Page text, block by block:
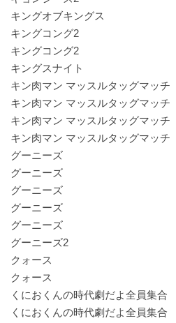
キングオブキングス
キングコング2
キングコング2
キングスナイト
キン肉マン マッスルタッグマッチ
キン肉マン マッスルタッグマッチ
キン肉マン マッスルタッグマッチ
キン肉マン マッスルタッグマッチ
グーニーズ
グーニーズ
グーニーズ
グーニーズ
グーニーズ
グーニーズ2
クォース
クォース
くにおくんの時代劇だよ全員集合
くにおくんの時代劇だよ全員集合